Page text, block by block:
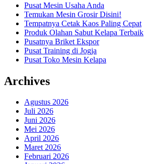
Pusat Mesin Usaha Anda
Temukan Mesin Grosir Disini!
Tempatnya Cetak Kaos Paling Cepat
Produk Olahan Sabut Kelapa Terbaik
Pusatnya Briket Ekspor
Pusat Training di Jogja
Pusat Toko Mesin Kelapa
Archives
Agustus 2026
Juli 2026
Juni 2026
Mei 2026
April 2026
Maret 2026
Februari 2026